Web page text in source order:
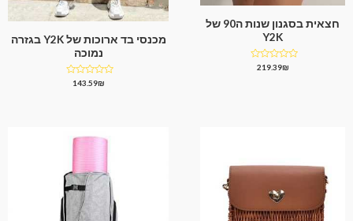
חצאית בסגנון שנות ה90 של
Y2K
דורג219.39₪
מכנסי בד ארוכות של Y2K בגזרה
נמוכה
דורג143.59₪